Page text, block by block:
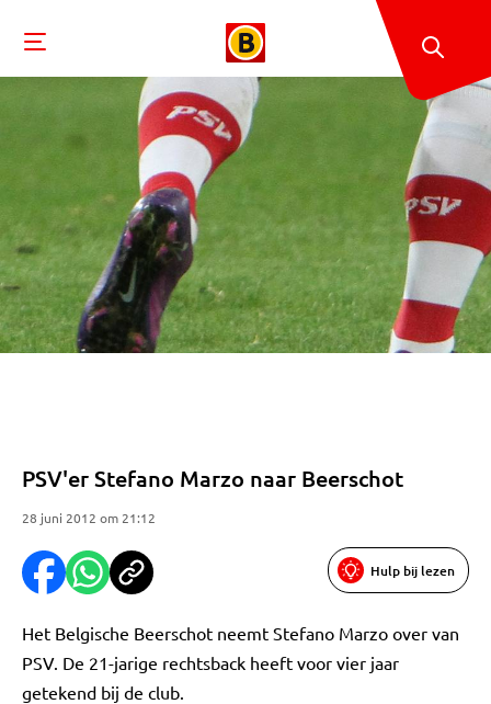
PSV'er Stefano Marzo naar Beerschot
28 juni 2012 om 21:12
Hulp bij lezen
Het Belgische Beerschot neemt Stefano Marzo over van
PSV. De 21-jarige rechtsback heeft voor vier jaar
getekend bij de club.